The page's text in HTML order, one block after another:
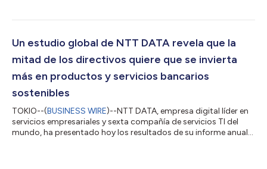
más significativos a los que se enfrenta el sector. Los
responsables de entidades a nivel global en mercados de
relevancia como Estados Unidos, Reino...
Un estudio global de NTT DATA revela que la
mitad de los directivos quiere que se invierta
más en productos y servicios bancarios
sostenibles
TOKIO--(BUSINESS WIRE)--NTT DATA, empresa digital líder en
servicios empresariales y sexta compañía de servicios TI del
mundo, ha presentado hoy los resultados de su informe anual